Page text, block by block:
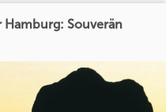
Souverän